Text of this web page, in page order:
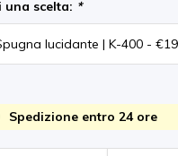
una scelta: *
Spedizione entro 24 ore